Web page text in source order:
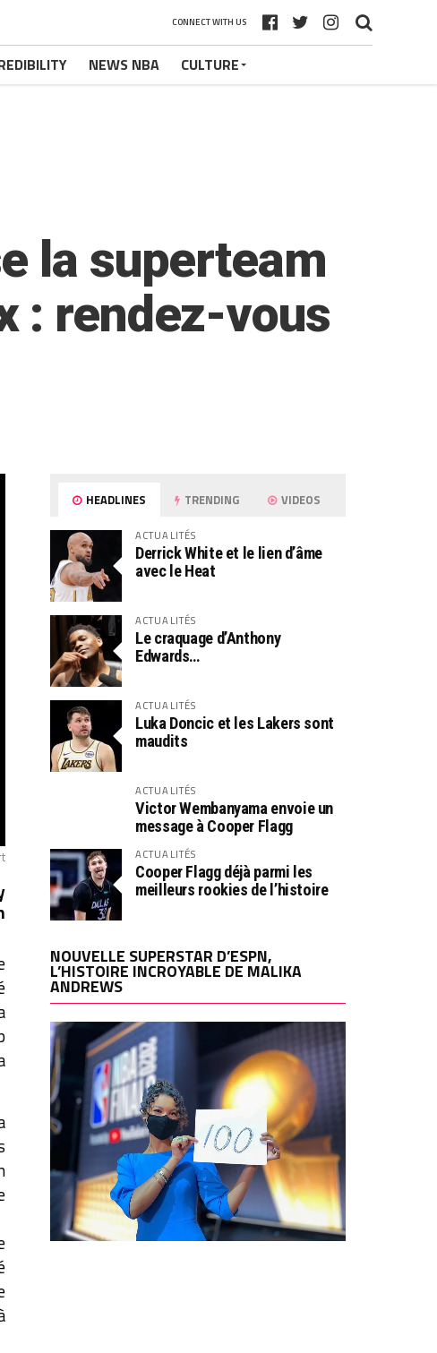
CONNECT WITH US
NEWS NBA CULTURE
la superteam
: rendez-vous
HEADLINES TRENDING VIDEOS
ACTUALITÉS
Derrick White et le lien d’âme
avec le Heat
ACTUALITÉS
Le craquage d’Anthony
Edwards…
ACTUALITÉS
Luka Doncic et les Lakers sont
maudits
ACTUALITÉS
Victor Wembanyama envoie un
message à Cooper Flagg
ACTUALITÉS
Cooper Flagg déjà parmi les
meilleurs rookies de l’histoire
NOUVELLE SUPERSTAR D’ESPN,
L’HISTOIRE INCROYABLE DE MALIKA
ANDREWS